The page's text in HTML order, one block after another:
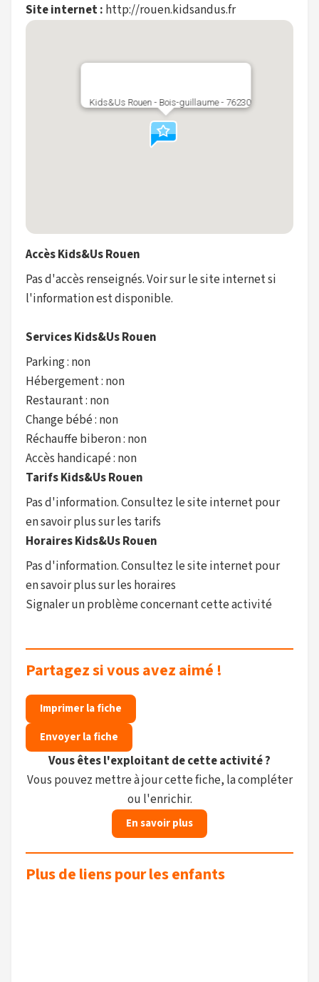
Site internet : http://rouen.kidsandus.fr
Kids&Us Rouen - Bois-guillaume - 76230
Accès Kids&Us Rouen
Pas d'accès renseignés. Voir sur le site internet si
l'information est disponible.
Services Kids&Us Rouen
Parking : non
Hébergement : non
Restaurant : non
Change bébé : non
Réchauffe biberon : non
Accès handicapé : non
Tarifs Kids&Us Rouen
Pas d'information. Consultez le site internet pour
en savoir plus sur les tarifs
Horaires Kids&Us Rouen
Pas d'information. Consultez le site internet pour
en savoir plus sur les horaires
Signaler un problème concernant cette activité
Partagez si vous avez aimé !
Imprimer la fiche
Envoyer la fiche
Vous êtes l'exploitant de cette activité ?
Vous pouvez mettre à jour cette fiche, la compléter
ou l'enrichir.
En savoir plus
Plus de liens pour les enfants